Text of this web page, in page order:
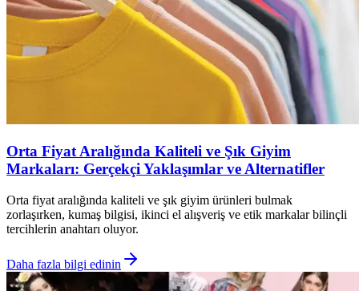
Orta Fiyat Aralığında Kaliteli ve Şık Giyim
Markaları: Gerçekçi Yaklaşımlar ve Alternatifler
Orta fiyat aralığında kaliteli ve şık giyim ürünleri bulmak
zorlaşırken, kumaş bilgisi, ikinci el alışveriş ve etik markalar bilinçli
tercihlerin anahtarı oluyor.
Daha fazla bilgi edinin